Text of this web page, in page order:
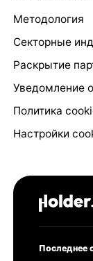
Методология
Секторные
Раскрытие
Уведомление
Политика
Настройки
Последнее